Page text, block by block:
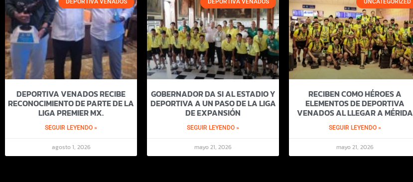
DEPORTIVA VENADOS
DEPORTIVA VENADOS RECIBE
RECONOCIMIENTO DE PARTE DE LA
LIGA PREMIER MX.
SEGUIR LEYENDO »
agosto 1, 2026
DEPORTIVA VENADOS
GOBERNADOR DA SI AL ESTADIO Y
DEPORTIVA A UN PASO DE LA LIGA
DE EXPANSIÓN
SEGUIR LEYENDO »
mayo 21, 2026
UNCATEGORIZED
RECIBEN COMO HÉROES A
ELEMENTOS DE DEPORTIVA
VENADOS AL LLEGAR A MÉRIDA
SEGUIR LEYENDO »
mayo 21, 2026